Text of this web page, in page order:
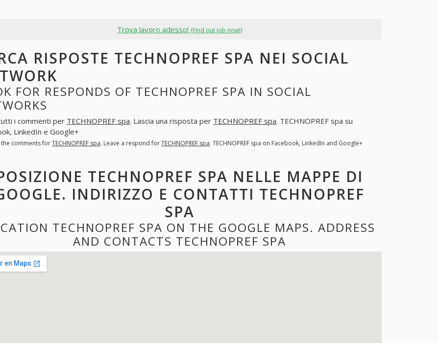
Trova lavoro adesso! (Find out job now!)
RISPOSTE TECHNOPREF SPA NEI SOCIAL
FOR RESPONDS OF TECHNOPREF SPA IN SOCIAL
i commenti per TECHNOPREF spa. Lascia una risposta per TECHNOPREF spa. TECHNOPREF spa su
LinkedIn e Google+
the comments forTECHNOPREF spa. Leave a respond forTECHNOPREF spa. TECHNOPREF spa on Facebook, LinkedIn and Google+
TECHNOPREF SPA NELLE MAPPE DI
INDIRIZZO E CONTATTI TECHNOPREF
SPA
TECHNOPREF SPA ON THE GOOGLE MAPS. ADDRESS
AND CONTACTS TECHNOPREF SPA